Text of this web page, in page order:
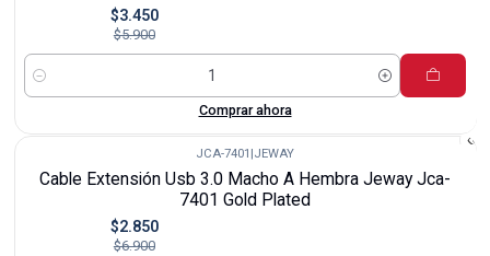
$3.450
$5.900
Cantidad
Comprar ahora
JCA-7401 |JEWAY
Cable Extensión Usb 3.0 Macho A Hembra Jeway Jca-
7401 Gold Plated
$2.850
$6.900